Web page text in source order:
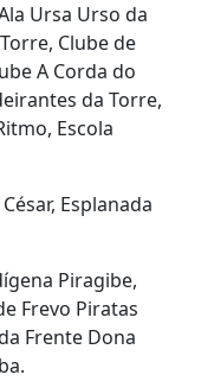
Ursa Urso da
Clube de
A Corda do
da Torre,
Escola
Esplanada
Piragibe,
Frevo Piratas
Frente Dona